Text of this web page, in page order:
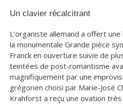
Un clavier récalcitrant
L’organiste allemand a offert
la monumentale Grande pièce
Franck en ouverture suivie de
teintées de post-romantisme
magnifiquement par une
grégorien choisi par Marie-José
Krahforst a reçu une ovation